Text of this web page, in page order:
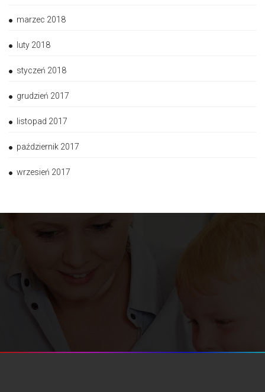
marzec 2018
luty 2018
styczeń 2018
grudzień 2017
listopad 2017
październik 2017
wrzesień 2017